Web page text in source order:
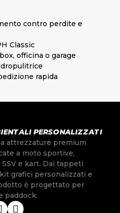
contro perdite e
Classic
officina o garage
rapida
PERSONALIZZATI
attrezzature premium
a moto sportive,
e kart. Dai tappeti
grafici personalizzati e
è progettato per
paddock.